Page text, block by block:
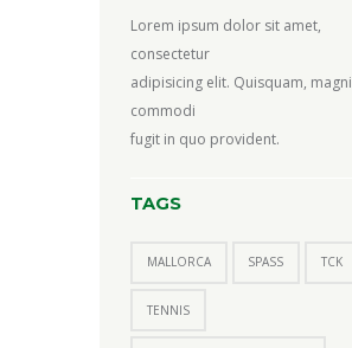
Lorem ipsum dolor sit amet,
consectetur
adipisicing elit. Quisquam, magni
commodi
fugit in quo provident.
TAGS
MALLORCA SPASS TCK
TENNIS